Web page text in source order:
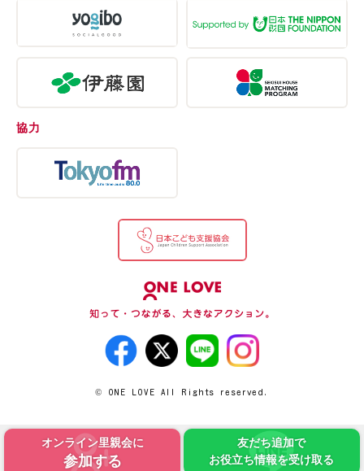
オンライン里親会に
参加する
友だち追加で
お役立ち情報を受け取る
協力
© ONE LOVE All Rights reserved.